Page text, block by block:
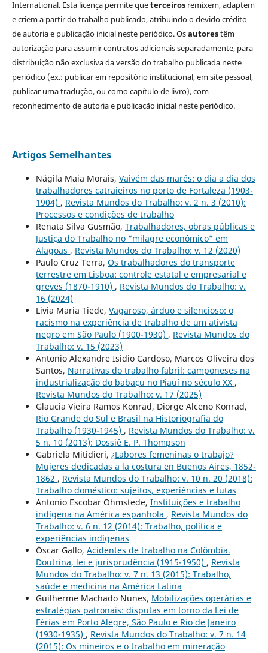
International. Esta licença permite queterceirosremixem, adaptem
e criem a partir do trabalho publicado, atribuindo o devido crédito
de autoria e publicação inicial neste periódico. Osautorestêm
autorização para assumir contratos adicionais separadamente, para
distribuição não exclusiva da versão do trabalho publicada neste
periódico (ex.: publicar em repositório institucional, em site pessoal,
publicar uma tradução, ou como capítulo de livro), com
reconhecimento de autoria e publicação inicial neste periódico.
Artigos Semelhantes
Nágila Maia Morais, Vaivém das marés: o dia a dia dos
trabalhadores catraieiros no porto de Fortaleza (1903-
1904) , Revista Mundos do Trabalho: v. 2 n. 3 (2010):
Processos e condições de trabalho
Renata Silva Gusmão, Trabalhadores, obras públicas e
Justiça do Trabalho no “milagre econômico” em
Alagoas , Revista Mundos do Trabalho: v. 12 (2020)
Paulo Cruz Terra, Os trabalhadores do transporte
terrestre em Lisboa: controle estatal e empresarial e
greves (1870-1910) , Revista Mundos do Trabalho: v.
16 (2024)
Livia Maria Tiede, Vagaroso, árduo e silencioso: o
racismo na experiência de trabalho de um ativista
negro em São Paulo (1900-1930) , Revista Mundos do
Trabalho: v. 15 (2023)
Antonio Alexandre Isidio Cardoso, Marcos Oliveira dos
Santos, Narrativas do trabalho fabril: camponeses na
industrialização do babaçu no Piauí no século XX ,
Revista Mundos do Trabalho: v. 17 (2025)
Glaucia Vieira Ramos Konrad, Diorge Alceno Konrad,
Rio Grande do Sul e Brasil na Historiografia do
Trabalho (1930-1945) , Revista Mundos do Trabalho: v.
5 n. 10 (2013): Dossiê E. P. Thompson
Gabriela Mitidieri, ¿Labores femeninas o trabajo?
Mujeres dedicadas a la costura en Buenos Aires, 1852-
1862 , Revista Mundos do Trabalho: v. 10 n. 20 (2018):
Trabalho doméstico: sujeitos, experiências e lutas
Antonio Escobar Ohmstede, Instituições e trabalho
indígena na América espanhola , Revista Mundos do
Trabalho: v. 6 n. 12 (2014): Trabalho, política e
experiências indígenas
Óscar Gallo, Acidentes de trabalho na Colômbia.
Doutrina, lei e jurisprudência (1915-1950) , Revista
Mundos do Trabalho: v. 7 n. 13 (2015): Trabalho,
saúde e medicina na América Latina
Guilherme Machado Nunes, Mobilizações operárias e
estratégias patronais: disputas em torno da Lei de
Férias em Porto Alegre, São Paulo e Rio de Janeiro
(1930-1935) , Revista Mundos do Trabalho: v. 7 n. 14
(2015): Os mineiros e o trabalho em mineração